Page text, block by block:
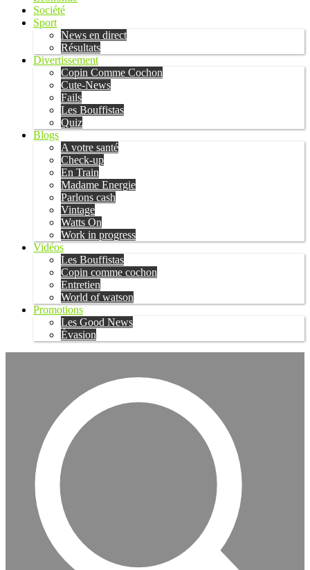
Société
Sport
News en direct
Résultats
Divertissement
Copin Comme Cochon
Cute-News
Fails
Les Bouffistas
Quiz
Blogs
A votre santé
Check-up
En Train
Madame Energie
Parlons cash
Vintage
Watts On
Work in progress
Vidéos
Les Bouffistas
Copin comme cochon
Entretien
World of watson
Promotions
Les Good News
Évasion